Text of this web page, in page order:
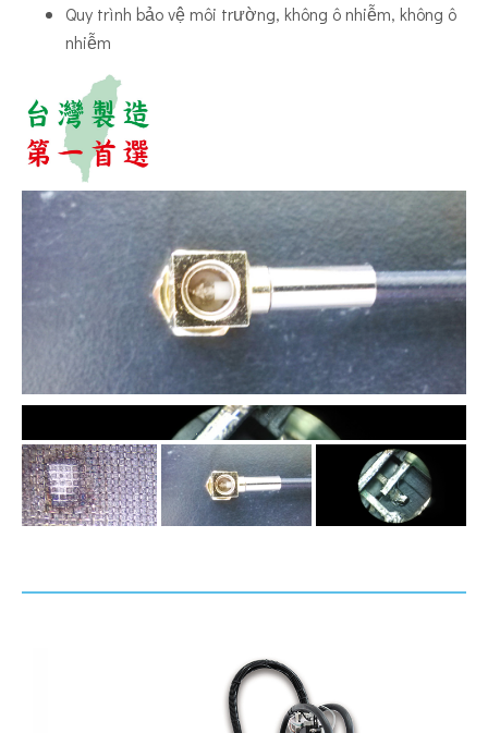
Quy trình bảo vệ môi trường, không ô nhiễm, không ô
nhiễm